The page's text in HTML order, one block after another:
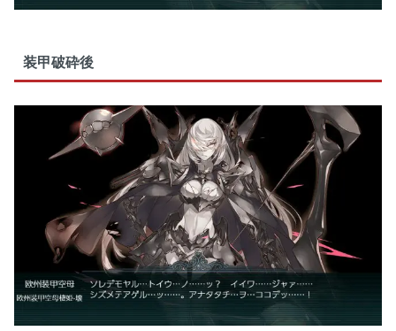
装甲破砕後